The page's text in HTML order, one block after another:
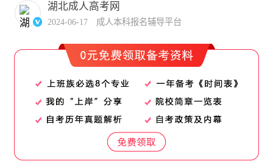
湖北成人高考网
2024-06-17 成人本科报名辅导平台